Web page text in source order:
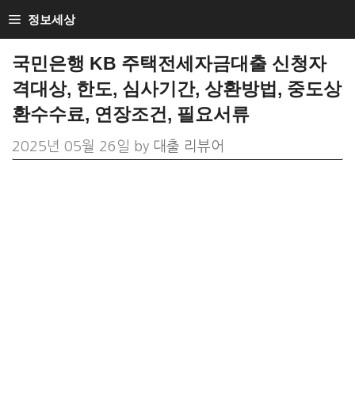
Skip
to
content
정보세상
국민은행 KB 주택전세자금대출 신청자
격대상, 한도, 심사기간, 상환방법, 중도상
환수수료, 연장조건, 필요서류
2025년 05월 26일 by 대출 리뷰어